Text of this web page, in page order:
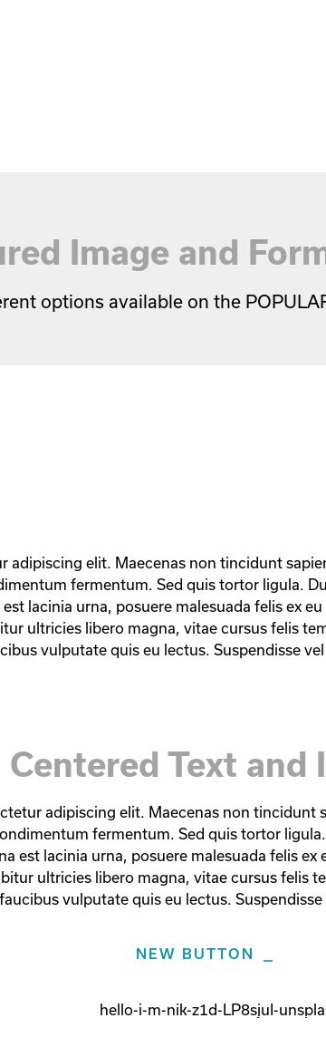
Image and
options available on the
adipiscing elit. Maecenas non tincidunt
fermentum. Sed quis tortor ligula.
lacinia urna, posuere malesuada felis ex
ultricies libero magna, vitae cursus felis
vulputate quis eu lectus. Suspendisse
Centered Text and
adipiscing elit. Maecenas non tincidunt
fermentum. Sed quis tortor
est lacinia urna, posuere malesuada felis
ultricies libero magna, vitae cursus felis
vulputate quis eu lectus.
NEW BUTTON